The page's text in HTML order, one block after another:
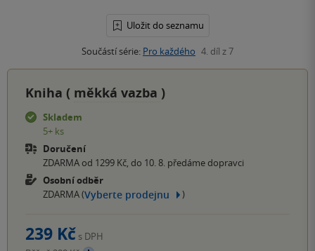
Uložit do seznamu
Součástí série: Pro každého 4. díl z 7
Kniha ( měkká vazba )
Skladem
5+ ks
Doručení
ZDARMA od 1299 Kč, do 10. 8. předáme dopravci
Osobní odběr
ZDARMA (Vyberte prodejnu )
239 Kč s DPH